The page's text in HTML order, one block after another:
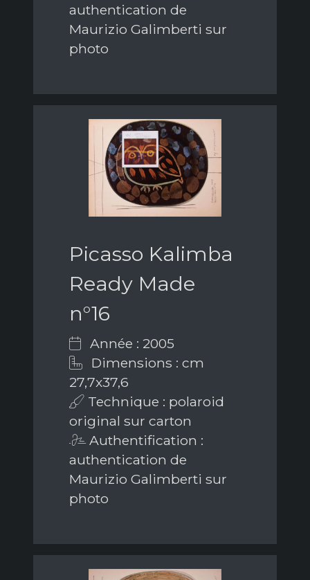
authentication de
Maurizio Galimberti sur
photo
Picasso Kalimba
Ready Made
n°16
Année : 2005
Dimensions : cm
27,7x37,6
Technique : polaroid
original sur carton
Authentification :
authentication de
Maurizio Galimberti sur
photo